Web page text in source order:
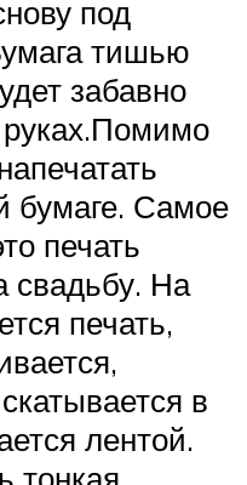
под
тишью
забавно
бумаге. Самое
печать
свадьбу. На
печать,
в
лентой.